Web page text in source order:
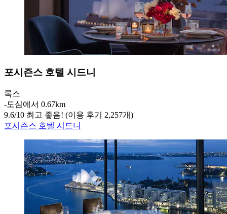
포시즌스 호텔 시드니
록스
‐도심에서 0.67km
9.6/10 최고 좋음! (이용 후기 2,257개)
포시즌스 호텔 시드니